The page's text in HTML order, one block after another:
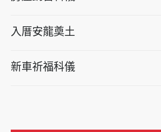
入厝安龍奠土
新車祈福科儀